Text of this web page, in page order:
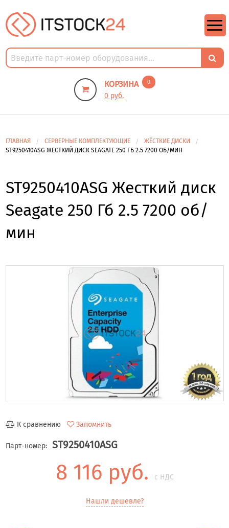
КОРЗИНА 0
0 руб.
ГЛАВНАЯ СЕРВЕРНЫЕ КОМПЛЕКТУЮЩИЕ
ЖЁСТКИЕ ДИСКИ
ST9250410ASG ЖЕСТКИЙ ДИСК SEAGATE 250 ГБ 2.5 7200 ОБ/МИН
ST9250410ASG Жесткий диск
Seagate 250 Гб 2.5 7200 об/
мин
К сравнению Запомнить
Парт-номер: ST9250410ASG
8 116 руб. с НДС
Нашли дешевле?